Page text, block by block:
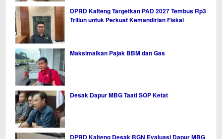
DPRD Kalteng Targetkan PAD 2027 Tembus Rp3
Triliun untuk Perkuat Kemandirian Fiskal
Maksimalkan Pajak BBM dan Gas
Desak Dapur MBG Taati SOP Ketat
DPRD Kalteng Desak BGN Evaluasi Dapur MBG